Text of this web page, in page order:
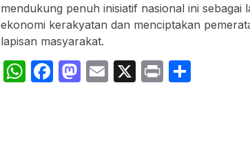
mendukung penuh inisiatif nasional ini sebagai
ekonomi kerakyatan dan menciptakan
lapisan masyarakat.
WhatsApp
Facebook
Mastodon
Email
X Print